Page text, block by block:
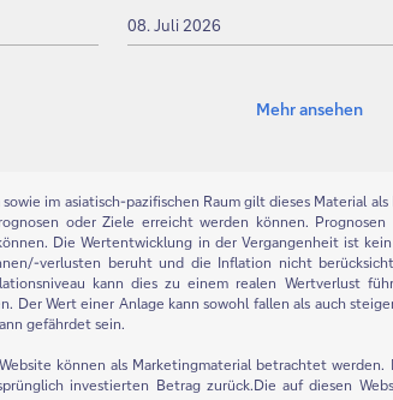
08. Juli 2026
Mehr ansehen
im asiatisch-pazifischen Raum gilt dieses Material
oder Ziele erreicht werden können.
Die Wertentwicklung in der Vergangenheit ist
verlusten beruht und die Inflation nicht
kann dies zu einem realen Wertverlust
Der Wert einer Anlage kann sowohl fallen als auch
gefährdet sein.
können als Marketingmaterial betrachtet
investierten Betrag zurück.Die auf diesen